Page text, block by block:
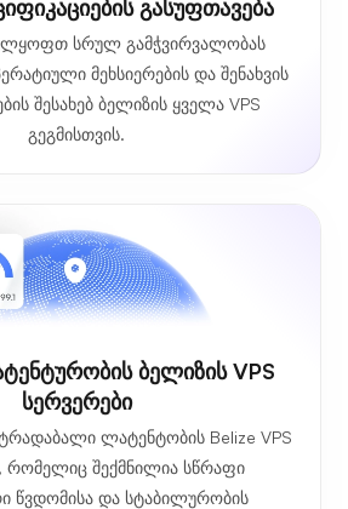
გასუფთავება
სრულ გამჭვირვალობას
მეხსიერების და შენახვის
შესახებ ბელიზის ყველა VPS
გეგმისთვის.
Ბელიზის VPS
Სერვერები
ლატენტობის Belize VPS
რომელიც შექმნილია სწრაფი
და სტაბილურობის